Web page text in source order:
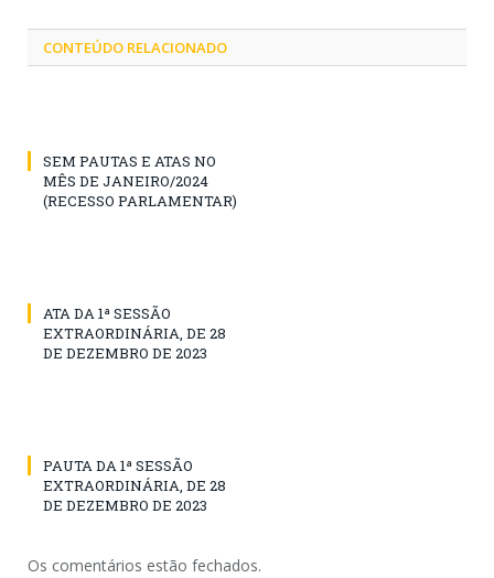
CONTEÚDO RELACIONADO
SEM PAUTAS E ATAS NO
MÊS DE JANEIRO/2024
(RECESSO PARLAMENTAR)
ATA DA 1ª SESSÃO
EXTRAORDINÁRIA, DE 28
DE DEZEMBRO DE 2023
PAUTA DA 1ª SESSÃO
EXTRAORDINÁRIA, DE 28
DE DEZEMBRO DE 2023
Os comentários estão fechados.